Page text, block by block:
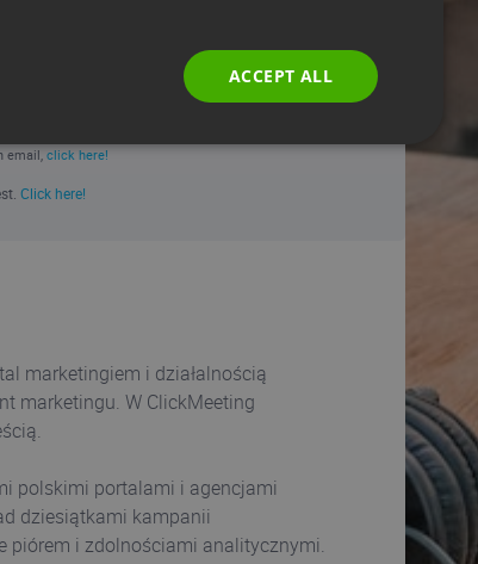
Required fields
email,click here!
Click here!
marketingiem i działalnością
marketingu. W ClickMeeting
polskimi portalami i agencjami
dziesiątkami kampanii
piórem i zdolnościami analitycznymi.
RUSSIAN
ACCEPT ALL